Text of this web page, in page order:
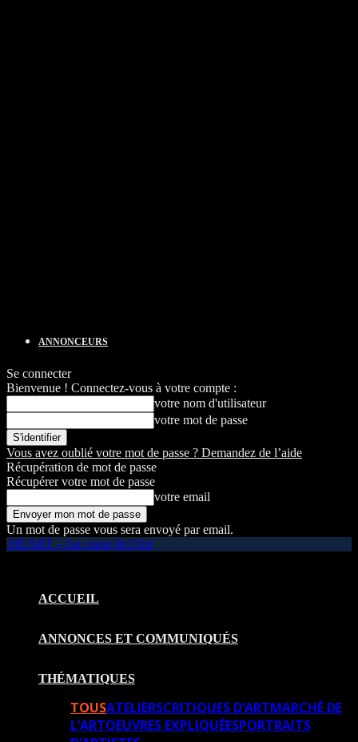
ANNONCEURS
Se connecter
Bienvenue ! Connectez-vous à votre compte :
votre nom d'utilisateur
votre mot de passe
Vous avez oublié votre mot de passe ? Demandez de l’aide
Récupération de mot de passe
Récupérer votre mot de passe
votre email
Un mot de passe vous sera envoyé par email.
HEART – Au coeur de l'Art
ACCUEIL
ANNONCES ET COMMUNIQUÉS
THÉMATIQUES
TOUSATELIERSCRITIQUES D’ARTMARCHÉ DE
L’ARTOEUVRES EXPLIQUÉESPORTRAITS